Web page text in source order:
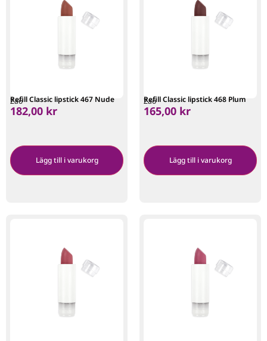
Zao
Refill Classic lipstick 467 Nude
182,00 kr
Lägg till i varukorg
Zao
Refill Classic lipstick 468 Plum
165,00 kr
Lägg till i varukorg